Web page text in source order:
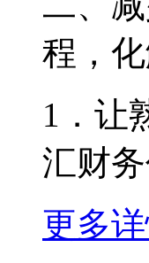
程，
1．让
汇财
更多